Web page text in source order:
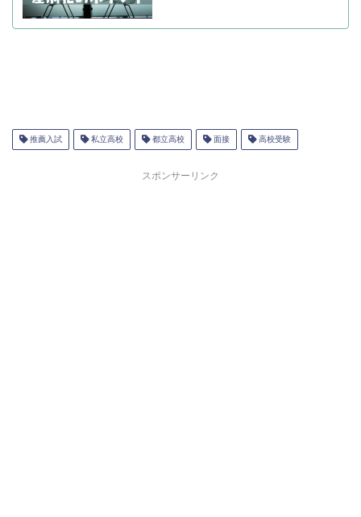
推薦入試 私立高校 都立高校 面接 高校受験
スポンサーリンク